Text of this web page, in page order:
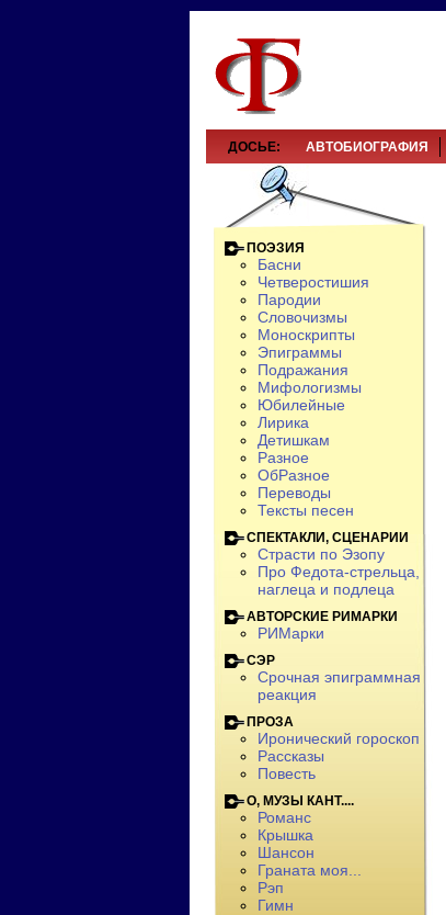
ДОСЬЕ: АВТОБИОГРАФИЯ
ПОЭЗИЯ
Басни
Четверостишия
Пародии
Словочизмы
Моноскрипты
Эпиграммы
Подражания
Мифологизмы
Юбилейные
Лирика
Детишкам
Разное
ОбРазное
Переводы
Тексты песен
СПЕКТАКЛИ, СЦЕНАРИИ
Страсти по Эзопу
Про Федота-стрельца,
наглеца и подлеца
АВТОРСКИЕ РИМАРКИ
РИМарки
СЭР
Срочная эпиграммная
реакция
ПРОЗА
Иронический гороскоп
Рассказы
Повесть
О, МУЗЫ КАНТ....
Романс
Крышка
Шансон
Граната моя...
Рэп
Гимн